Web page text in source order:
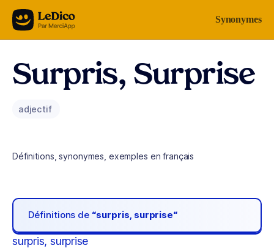
Aller au contenu Synonymes
Surpris, Surprise
adjectif
Définitions, synonymes, exemples en français
Définitions de “surpris, surprise“
surpris, surprise